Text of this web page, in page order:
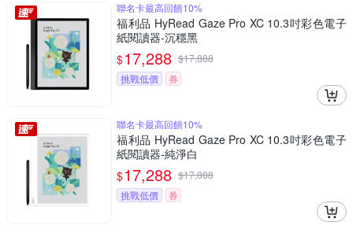
聯名卡最高回饋10%
福利品 HyRead Gaze Pro XC 10.3吋彩色電子
紙閱讀器-沉穩黑
$17,288 $17,888
挑戰低價
券
聯名卡最高回饋10%
福利品 HyRead Gaze Pro XC 10.3吋彩色電子
紙閱讀器-純淨白
$17,288 $17,888
挑戰低價
券